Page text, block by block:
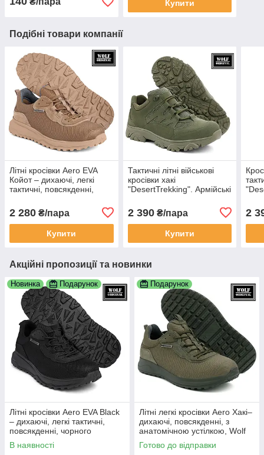
Купити
Подібні товари компанії
Літні кросівки Aero EVA
Койот – дихаючі, легкі
тактичні, повсякденні,
від виробника Wolf Original
2 280 ₴/пара
Купити
Тактичні літні військові
кросівки хакі
"DesertTrekking". Армійські
Wolf original
2 390₴/пара
Купити
2
Акційні пропозиції та новинки
Новинка Подарунок
Літні кросівки Aero EVA Black
– дихаючі, легкі тактичні,
повсякденні, чорного
кольору, напряму від
виробника Wolf Original
В наявності
Подарунок
Літні легкі кросівки Aero Хакі–
дихаючі, повсякденні, з
анатомічною устілкою, Wolf
Original
Готово до відправки